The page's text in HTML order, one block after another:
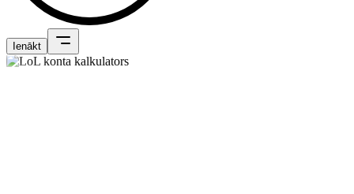
Ienākt